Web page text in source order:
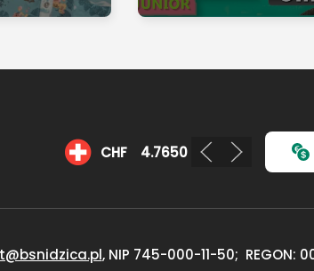
CHF 4.7650 GBP
, NIP 745-000-11-50; REGON: